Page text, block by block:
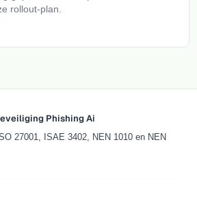
rollout-plan.
Phishing Ai
27001, ISAE 3402, NEN 1010 en NEN